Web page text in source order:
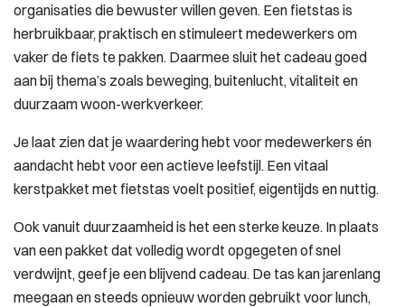
organisaties die bewuster willen geven. Een fietstas is
herbruikbaar, praktisch en stimuleert medewerkers om
vaker de fiets te pakken. Daarmee sluit het cadeau goed
aan bij thema’s zoals beweging, buitenlucht, vitaliteit en
duurzaam woon-werkverkeer.
Je laat zien dat je waardering hebt voor medewerkers én
aandacht hebt voor een actieve leefstijl. Een vitaal
kerstpakket met fietstas voelt positief, eigentijds en nuttig.
Ook vanuit duurzaamheid is het een sterke keuze. In plaats
van een pakket dat volledig wordt opgegeten of snel
verdwijnt, geef je een blijvend cadeau. De tas kan jarenlang
meegaan en steeds opnieuw worden gebruikt voor lunch,